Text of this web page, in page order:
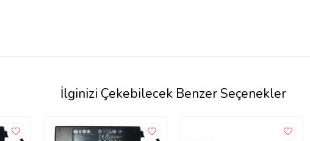
İlginizi Çekebilecek Benzer Seçenekler